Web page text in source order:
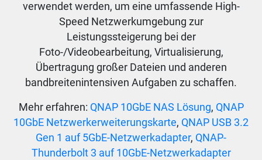
verwendet werden, um eine umfassende High-
Speed Netzwerkumgebung zur
Leistungssteigerung bei der
Foto-/Videobearbeitung, Virtualisierung,
Übertragung großer Dateien und anderen
bandbreitenintensiven Aufgaben zu schaffen.
Mehr erfahren: QNAP 10GbE NAS Lösung, QNAP
10GbE Netzwerkerweiterungskarte, QNAP USB 3.2
Gen 1 auf 5GbE-Netzwerkadapter, QNAP-
Thunderbolt 3 auf 10GbE-Netzwerkadapter